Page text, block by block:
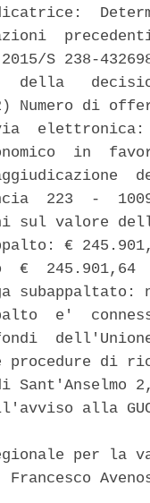
S 238-
della
di
elettronica:
in
223  -
sul valore
€
245.901,64
subappaltato:
e'
procedure di
alla
per la
Francesco